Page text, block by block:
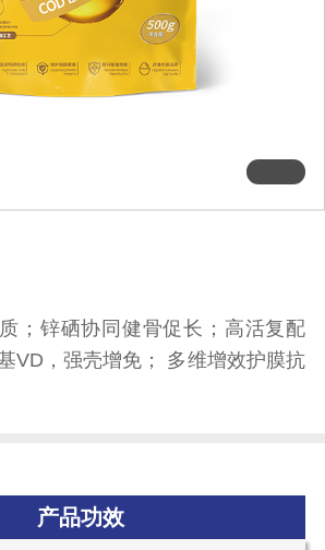
；锌硒协同健骨促长；高活复配
VD，强壳增免； 多维增效护膜抗
产品功效